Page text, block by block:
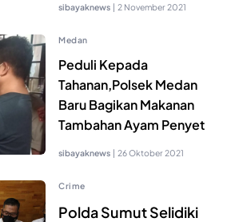
sibayaknews | 2 November 2021
Medan
Peduli Kepada
Tahanan,Polsek Medan
Baru Bagikan Makanan
Tambahan Ayam Penyet
sibayaknews | 26 Oktober 2021
Crime
Polda Sumut Selidiki